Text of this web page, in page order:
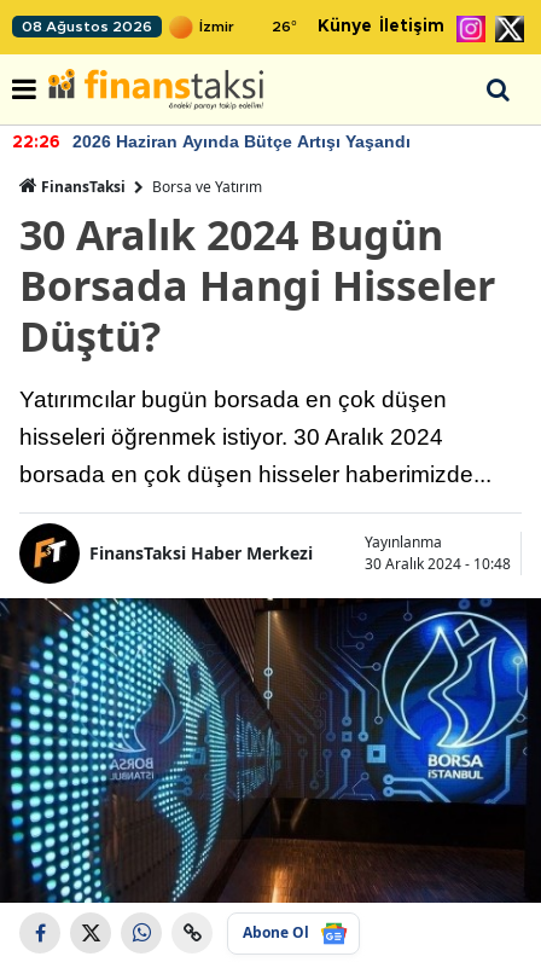
08 Ağustos 2026 26° Künye İletişim
22:26 2026 Haziran Ayında Bütçe Artışı Yaşandı
FinansTaksi Borsa ve Yatırım
30 Aralık 2024 Bugün
Borsada Hangi Hisseler
Düştü?
Yatırımcılar bugün borsada en çok düşen
hisseleri öğrenmek istiyor. 30 Aralık 2024
borsada en çok düşen hisseler haberimizde...
FinansTaksi Haber Merkezi
Yayınlanma
30 Aralık 2024 - 10:48
Abone Ol